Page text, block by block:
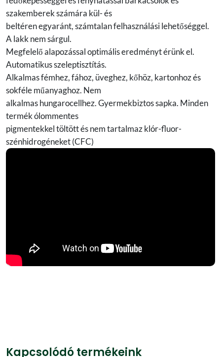
szakemberek számára kül- és
beltéren egyaránt, számtalan felhasználási lehetőséggel.
A lakk nem sárgul.
Megfelelő alapozással optimális eredményt érünk el.
Automatikus szeleptisztítás.
Alkalmas fémhez, fához, üveghez, kőhöz, kartonhoz és
sokféle műanyaghoz. Nem
alkalmas hungarocellhez. Gyermekbiztos sapka. Minden
termék ólommentes
pigmentekkel töltött és nem tartalmaz klór-fluor-
szénhidrogéneket (CFC)
Kapcsolódó termékeink